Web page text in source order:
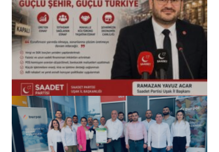
(başlıksız)
Alaattin Karahan tarafından 14/07/2026